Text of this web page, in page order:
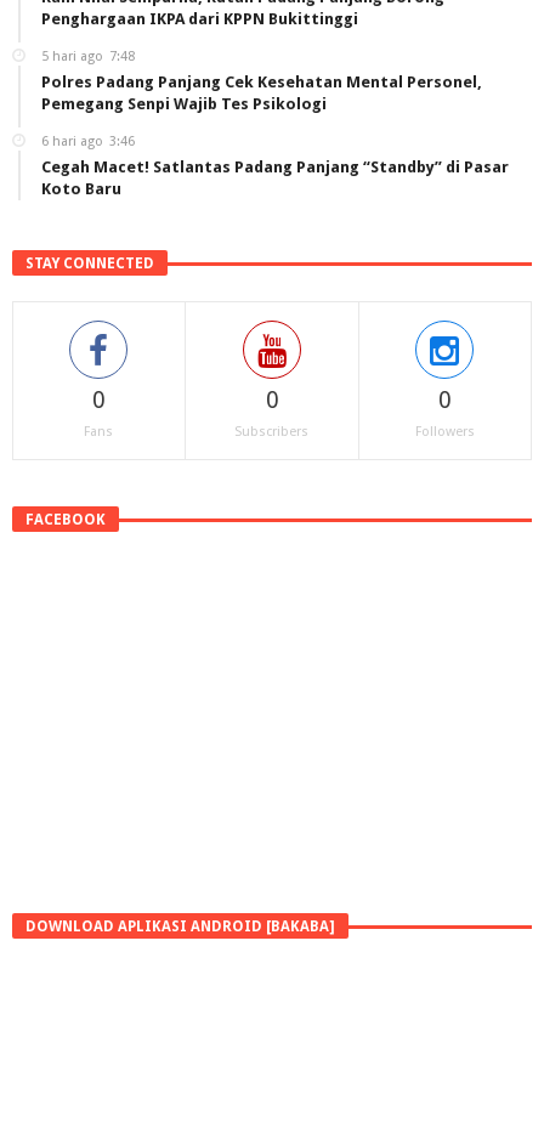
Penghargaan IKPA dari KPPN Bukittinggi
5 hari ago 7:48
Polres Padang Panjang Cek Kesehatan Mental Personel,
Pemegang Senpi Wajib Tes Psikologi
6 hari ago 3:46
Cegah Macet! Satlantas Padang Panjang “Standby” di Pasar
Koto Baru
STAY CONNECTED
0
Fans
0
Subscribers
0
Followers
FACEBOOK
DOWNLOAD APLIKASI ANDROID [BAKABA]